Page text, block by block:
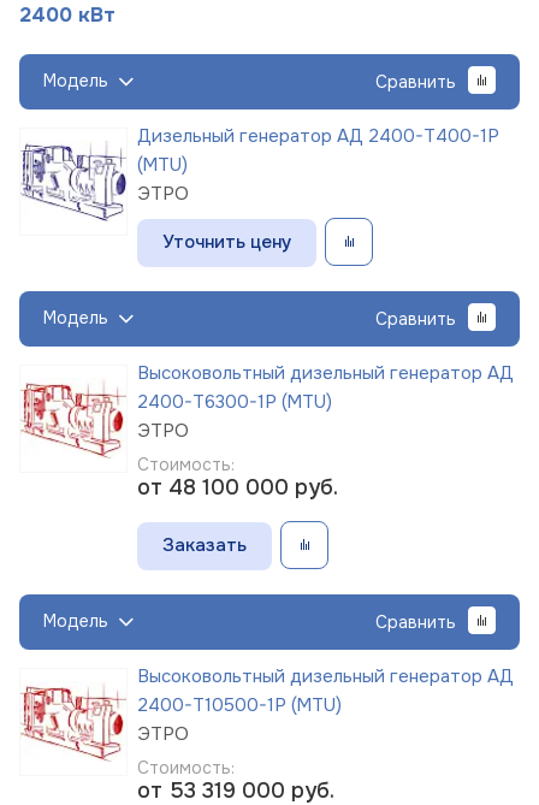
2400 кВт
Модель Сравнить
Дизельный генератор АД 2400-Т400-1Р
(MTU)
ЭТРО
Уточнить цену
Модель Сравнить
Высоковольтный дизельный генератор АД
2400-Т6300-1Р (MTU)
ЭТРО
Стоимость:
от 48 100 000 руб.
Заказать
Модель Сравнить
Высоковольтный дизельный генератор АД
2400-Т10500-1Р (MTU)
ЭТРО
Стоимость:
от 53 319 000 руб.